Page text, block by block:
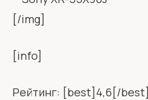
[/img]
[info]
Рейтинг: [best]4,6[/best]